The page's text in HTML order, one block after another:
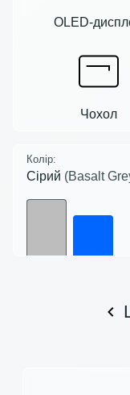
OLED-
Чохол
Колір:
Сірий (Basalt